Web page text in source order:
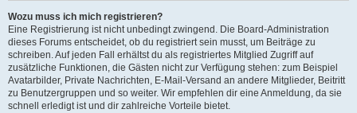
Wozu muss ich mich registrieren?
Eine Registrierung ist nicht unbedingt zwingend. Die Board-Administration
dieses Forums entscheidet, ob du registriert sein musst, um Beiträge zu
schreiben. Auf jeden Fall erhältst du als registriertes Mitglied Zugriff auf
zusätzliche Funktionen, die Gästen nicht zur Verfügung stehen: zum Beispiel
Avatarbilder, Private Nachrichten, E-Mail-Versand an andere Mitglieder, Beitritt
zu Benutzergruppen und so weiter. Wir empfehlen dir eine Anmeldung, da sie
schnell erledigt ist und dir zahlreiche Vorteile bietet.